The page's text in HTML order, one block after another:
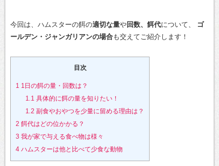
今回は、ハムスターの餌の適切な量や回数、餌代について、
ゴ
ールデン・ジャンガリアンの場合も交えてご紹介します！
目次
1 1日の餌の量・回数は？
1.1具体的に餌の量を知りたい！
1.2副食やおやつを少量に留める理由は？
2 餌代はどの位かかる？
3 我が家で与える食べ物は様々
4 ハムスターは他と比べて少食な動物